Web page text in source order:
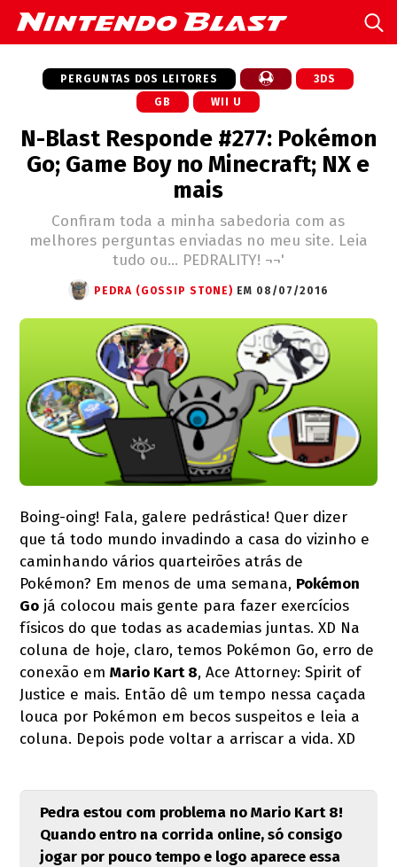
PERGUNTAS DOS LEITORES
3DS
GB
WII U
N-Blast Responde #277: Pokémon
Go; Game Boy no Minecraft; NX e
mais
Confiram toda a minha sabedoria com as
melhores perguntas enviadas no meu site. Leia
tudo ou... PEDRALITY! ¬¬'
PEDRA (GOSSIP STONE) EM 08/07/2016
Boing-oing! Fala, galere pedrástica! Quer dizer
que tá todo mundo invadindo a casa do vizinho e
caminhando vários quarteirões atrás de
Pokémon? Em menos de uma semana, Pokémon
Go já colocou mais gente para fazer exercícios
físicos do que todas as academias juntas. XD Na
coluna de hoje, claro, temos Pokémon Go, erro de
conexão emMario Kart 8, Ace Attorney: Spirit of
Justice e mais. Então dê um tempo nessa caçada
louca por Pokémon em becos suspeitos e leia a
coluna. Depois pode voltar a arriscar a vida. XD
Pedra estou com problema no Mario Kart 8!
Quando entro na corrida online, só consigo
jogar por pouco tempo e logo aparece essa